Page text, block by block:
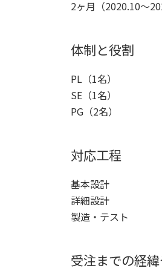
2ヶ月（2020.10～
体制と役割
PL（1名）
SE（1名）
PG（2名）
対応工程
基本設計
詳細設計
製造・テスト
受注までの経